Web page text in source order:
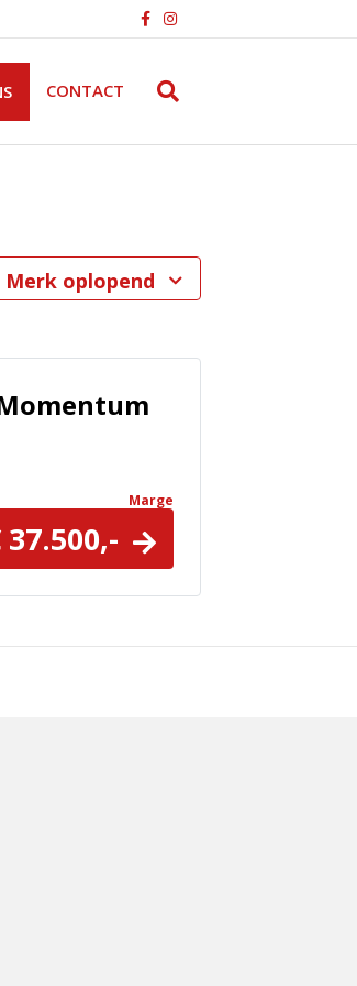
Facebook
Instagram
CONTACT
Merk oplopend
Marge
37.500,-